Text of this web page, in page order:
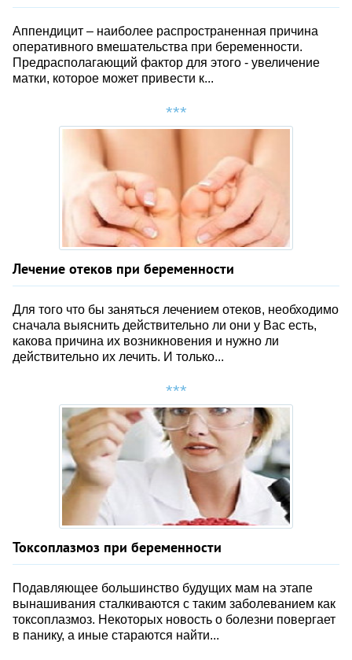
Аппендицит – наиболее распространенная причина
оперативного вмешательства при беременности.
Предрасполагающий фактор для этого - увеличение
матки, которое может привести к...
Лечение отеков при беременности
Для того что бы заняться лечением отеков, необходимо
сначала выяснить действительно ли они у Вас есть,
какова причина их возникновения и нужно ли
действительно их лечить. И только...
Токсоплазмоз при беременности
Подавляющее большинство будущих мам на этапе
вынашивания сталкиваются с таким заболеванием как
токсоплазмоз. Некоторых новость о болезни повергает
в панику, а иные стараются найти...